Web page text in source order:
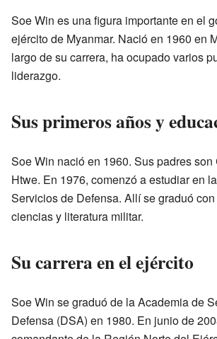
Soe Win es una figura importante en el
ejército de Myanmar. Nació en 1960 en
largo de su carrera, ha ocupado varios
liderazgo.
Sus primeros años y
Soe Win nació en 1960. Sus padres son
Htwe. En 1976, comenzó a estudiar en
Servicios de Defensa. Allí se graduó
ciencias y literatura militar.
Su carrera en el ejército
Soe Win se graduó de la Academia de
Defensa (DSA) en 1980. En junio de